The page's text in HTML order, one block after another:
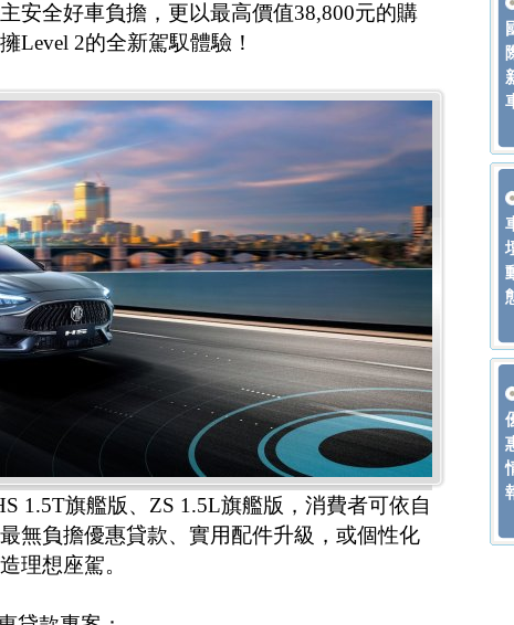
安全好車負擔，更以最高價值38,800元的購
Level 2的全新駕馭體驗！
1.5T旗艦版、ZS 1.5L旗艦版，消費者可依自
無負擔優惠貸款、實用配件升級，或個性化
理想座駕。